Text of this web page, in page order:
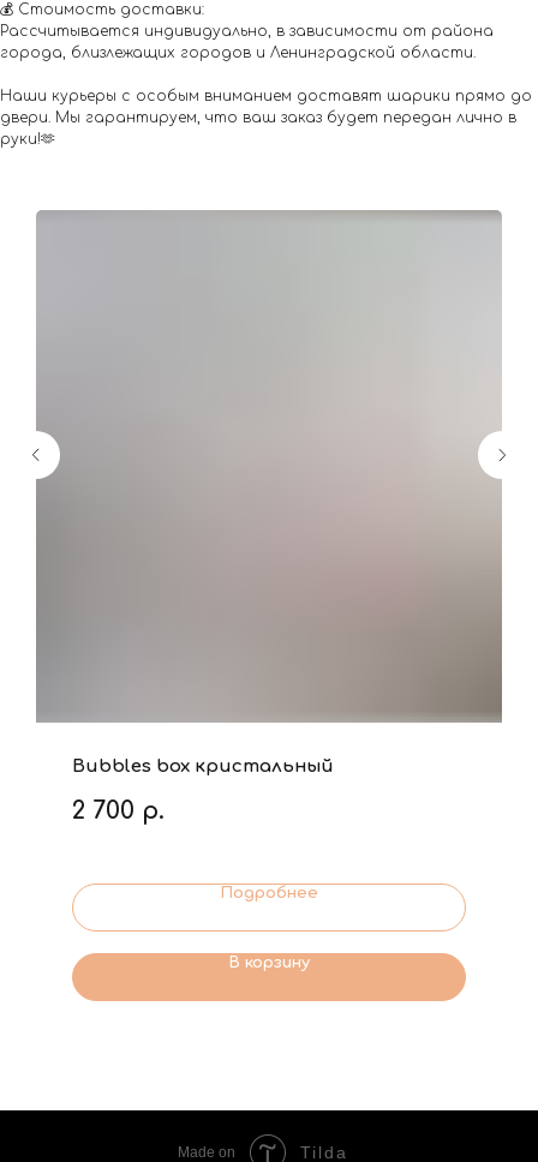
💰 Стоимость доставки:
Рассчитывается индивидуально, в зависимости от района
города, близлежащих городов и Ленинградской области.
Наши курьеры с особым вниманием доставят шарики прямо до
двери. Мы гарантируем, что ваш заказ будет передан лично в
руки!🫶
Bubbles box кристальный
2 700 р.
Подробнее
В корзину
Made on Tilda